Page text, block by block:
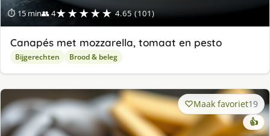
⏱ 15 min👥 4★★★★★ 4.65 (101)
Canapés met mozzarella, tomaat en pesto
Bijgerechten Brood & beleg
Maak favoriet19
👍